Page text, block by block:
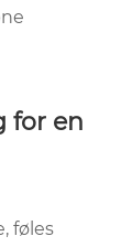
for en
føles